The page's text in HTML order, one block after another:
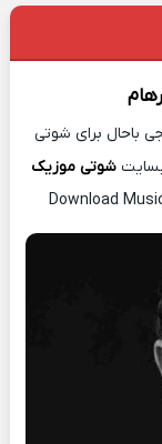
رهام
باحال برای شوتی
شوتی موزیک
Download